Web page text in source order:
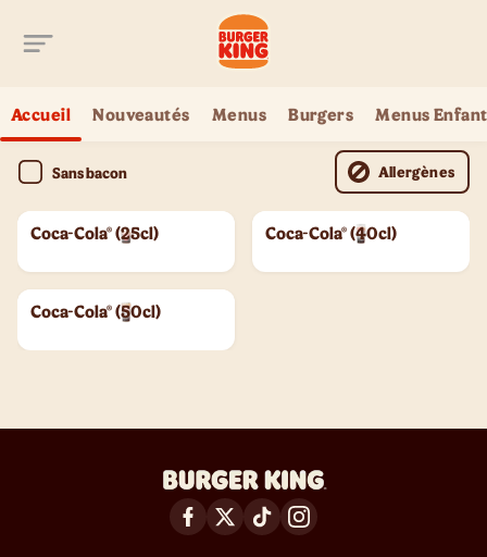
Accueil Nouveautés Menus Burgers Menus
Sans bacon Allergènes
Coca-Cola® (25cl) Coca-Cola® (40cl)
Coca-Cola® (50cl)